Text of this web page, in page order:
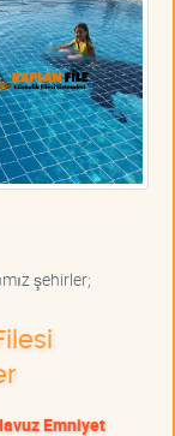
şehirler;
Emniyet